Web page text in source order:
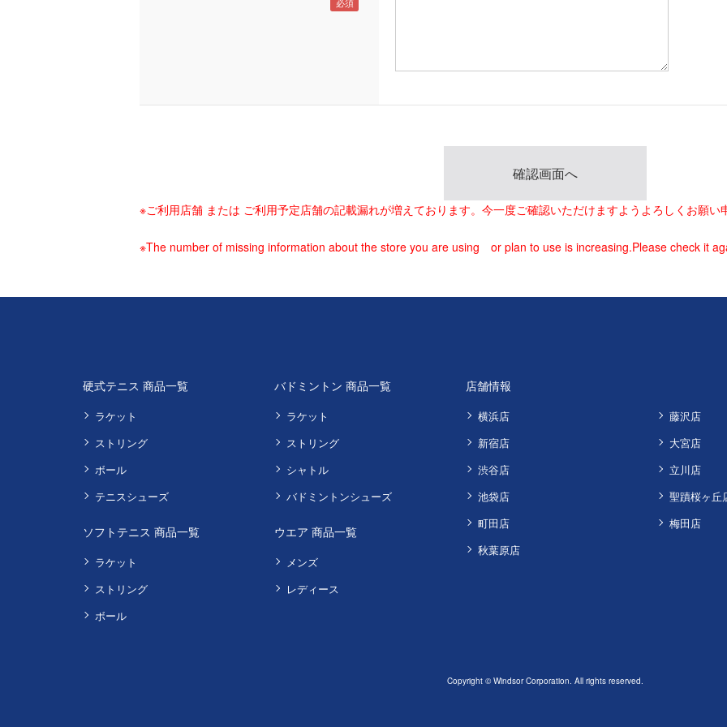
※ご利用店舗 または ご利用予定店舗の記載漏れが増えております。今一度ご確認いただけますようよろしくお願い
※The number of missing information about the store you are using or plan to use is increasing.Please check it
硬式テニス 商品一覧
ラケット
ストリング
ボール
テニスシューズ
ソフトテニス 商品一覧
ラケット
ストリング
ボール
バドミントン 商品一覧
ラケット
ストリング
シャトル
バドミントンシューズ
ウエア 商品一覧
メンズ
レディース
店舗情報
横浜店
新宿店
渋谷店
池袋店
町田店
秋葉原店
藤沢店
大宮店
立川店
聖蹟桜ヶ丘
梅田店
Copyright © Windsor Corporation. All rights reserved.